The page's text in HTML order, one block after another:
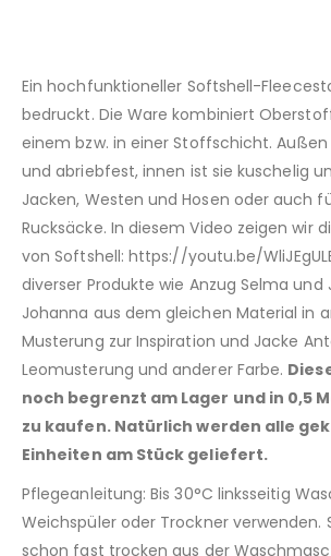
Ein hochfunktioneller Softshell-
bedruckt. Die Ware kombiniert
einem bzw. in einer Stoffschicht.
und abriebfest, innen ist sie kuschelig
Jacken, Westen und Hosen oder auch
Rucksäcke. In diesem Video zeigen wir
von Softshell: https://youtu.be/
diverser Produkte wie Anzug Selma
Johanna aus dem gleichen Material in
Musterung zur Inspiration und Jacke
Leomusterung und anderer Farbe.
noch begrenzt am Lager und in 0,5
zu kaufen. Natürlich werden alle
Einheiten am Stück geliefert.
Pflegeanleitung: Bis 30°C linksseitig
Weichspüler oder Trockner
schon fast trocken aus der